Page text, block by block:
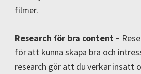
filmer.
Research för bra content –
för att kunna skapa bra och
research gör att du verkar insatt